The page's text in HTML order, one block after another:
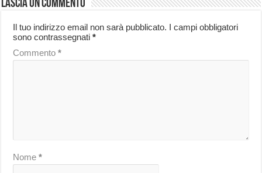
Lascia un commento
Il tuo indirizzo email non sarà pubblicato. I campi obbligatori
sono contrassegnati*
Commento*
Nome*